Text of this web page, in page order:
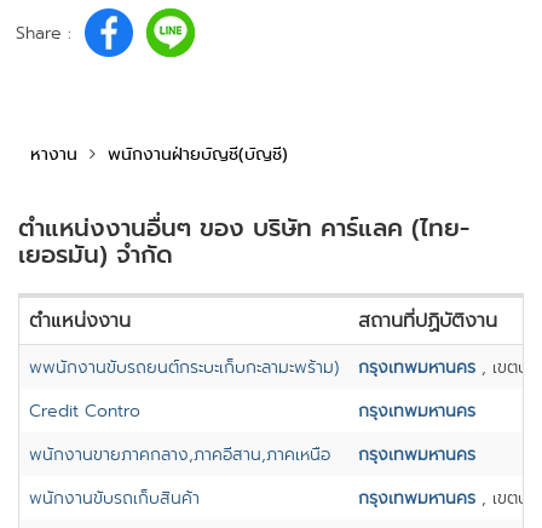
Share :
หางาน พนักงานฝ่ายบัญชี(บัญชี)
ตำแหน่งงานอื่นๆ ของ บริษัท คาร์แลค (ไทย-
เยอรมัน) จำกัด
ตำแหน่งงาน สถานที่ปฏิบัติงาน
พพนักงานขับรถยนต์กระบะเก็บกะลามะพร้าม) กรุงเทพมหานคร , เขตบ
Credit Contro
กรุงเทพมหานคร
พนักงานขายภาคกลาง,ภาคอีสาน,ภาคเหนือ
กรุงเทพมหานคร
พนักงานขับรถเก็บสินค้า
กรุงเทพมหานคร , เขตบ